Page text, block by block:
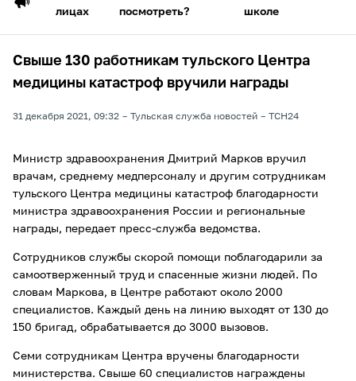
лицах
посмотреть?
школе
Свыше 130 работникам тульского Центра
медицины катастроф вручили награды
31 декабря 2021, 09:32 Тульская служба новостей ТСН24
Министр здравоохранения Дмитрий Марков вручил
врачам, среднему медперсоналу и другим сотрудникам
тульского Центра медицины катастроф благодарности
министра здравоохранения России и региональные
награды, передает пресс-служба ведомства.
Сотрудников службы скорой помощи поблагодарили за
самоотверженный труд и спасенные жизни людей. По
словам Маркова, в Центре работают около 2000
специалистов. Каждый день на линию выходят от 130 до
150 бригад, обрабатывается до 3000 вызовов.
Семи сотрудникам Центра вручены благодарности
министерства. Свыше 60 специалистов награждены